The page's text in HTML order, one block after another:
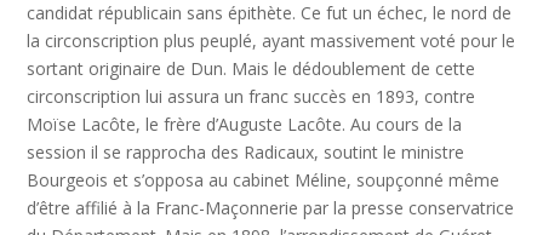
candidat républicain sans épithète. Ce fut un échec, le nord de
la circonscription plus peuplé, ayant massivement voté pour le
sortant originaire de Dun. Mais le dédoublement de cette
circonscription lui assura un franc succès en 1893, contre
Moïse Lacôte, le frère d’Auguste Lacôte. Au cours de la
session il se rapprocha des Radicaux, soutint le ministre
Bourgeois et s’opposa au cabinet Méline, soupçonné même
d’être affilié à la Franc-Maçonnerie par la presse conservatrice